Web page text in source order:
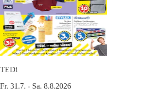
TEDi
Fr. 31.7. - Sa. 8.8.2026